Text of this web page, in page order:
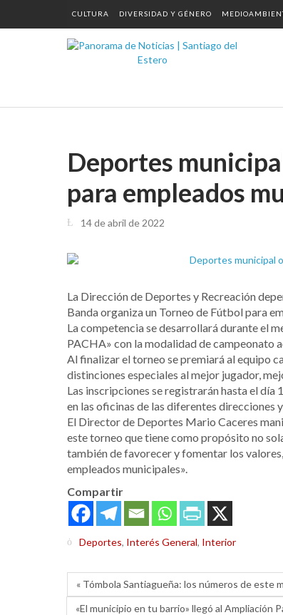
CULTURA DIVERSIDAD Y GÉNERO
Deportes
para empleados
14 de abril de 2022
La Dirección de Deportes y Recreación
Banda organiza un Torneo de Fútbol para
La competencia se desarrollará durante el
PACHA» con la modalidad de campeonato
Al finalizar el torneo se premiará al equipo
distinciones especiales al mejor jugador,
Las inscripciones se registrarán hasta el día
en las oficinas de las diferentes direcciones
El Director de Deportes Mario Caceres
este torneo que tiene como propósito no
también de favorecer y fomentar los
empleados municipales».
Compartir
Deportes, Interés General, Interior
« Tómbola Santiagueña: los números de este
«El municipio en tu barrio» llegó al Ampliación